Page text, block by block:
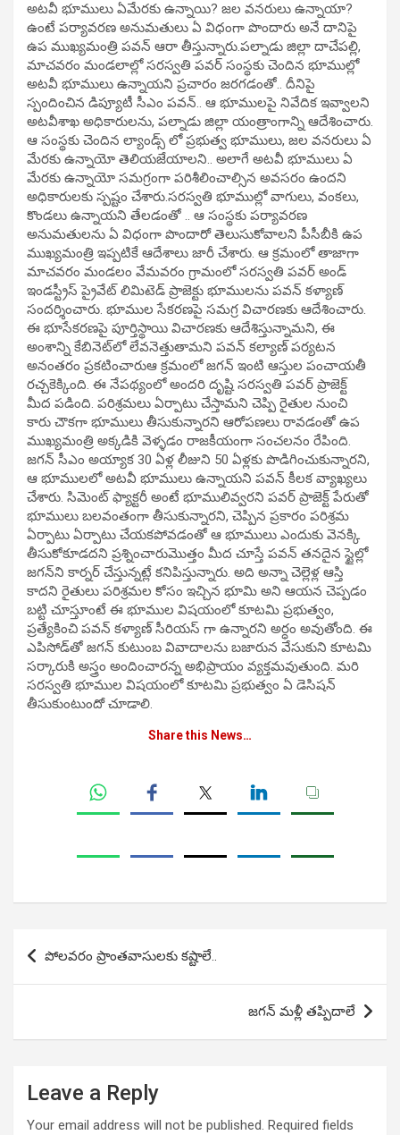
అటవీ భూములు ఏమేరకు ఉన్నాయి? జల వనరులు ఉన్నాయా?
ఉంటే పర్యావరణ అనుమతులు ఏ విధంగా పొందారు అనే దానిపై
ఉప ముఖ్యమంత్రి పవన్ ఆరా తీస్తున్నారు.పల్నాడు జిల్లా దాచేపల్లి,
మాచవరం మండలాల్లో సరస్వతి పవర్ సంస్థకు చెందిన భూముల్లో
అటవీ భూములు ఉన్నాయని ప్రచారం జరగడంతో.. దీనిపై
స్పందించిన డిప్యూటీ సీఎం పవన్.. ఆ భూములపై నివేదిక ఇవ్వాలని
అటవీశాఖ అధికారులను, పల్నాడు జిల్లా యంత్రాంగాన్ని ఆదేశించారు.
ఆ సంస్థకు చెందిన ల్యాండ్స్ లో ప్రభుత్వ భూములు, జల వనరులు ఏ
మేరకు ఉన్నాయో తెలియజేయాలని.. అలాగే అటవీ భూములు ఏ
మేరకు ఉన్నాయో సమగ్రంగా పరిశీలించాల్సిన అవసరం ఉందని
అధికారులకు స్పష్టం చేశారు.సరస్వతి భూముల్లో వాగులు, వంకలు,
కొండలు ఉన్నాయని తేలడంతో .. ఆ సంస్థకు పర్యావరణ
అనుమతులను ఏ విధంగా పొందారో తెలుసుకోవాలని పీసీబీకి ఉప
ముఖ్యమంత్రి ఇప్పటికే ఆదేశాలు జారీ చేశారు. ఆ క్రమంలో తాజాగా
మాచవరం మండలం వేమవరం గ్రామంలో సరస్వతి పవర్ అండ్
ఇండస్ట్రీస్ ప్రైవేట్ లిమిటెడ్ ప్రాజెక్టు భూములను పవన్ కళ్యాణ్
సందర్శించారు. భూముల సేకరణపై సమగ్ర విచారణకు ఆదేశించారు.
ఈ భూసేకరణపై పూర్తిస్థాయి విచారణకు ఆదేశిస్తున్నామని, ఈ
అంశాన్ని కేబినెట్‌లో లేవనెత్తుతామని పవన్‌ కల్యాణ్‌ పర్యటన
అనంతరం ప్రకటించారుఆ క్రమంలో జగన్ ఇంటి ఆస్తుల పంచాయతీ
రచ్చకెక్కింది. ఈ నేపథ్యంలో అందరి దృష్టి సరస్వతి పవర్ ప్రాజెక్ట్
మీద పడింది. పరిశ్రమలు ఏర్పాటు చేస్తామని చెప్పి రైతుల నుంచి
కారు చౌకగా భూములు తీసుకున్నారని ఆరోపణలు రావడంతో ఉప
ముఖ్యమంత్రి అక్కడికి వెళ్ళడం రాజకీయంగా సంచలనం రేపింది.
జగన్ సీఎం అయ్యాక 30 ఏళ్ల లీజుని 50 ఏళ్లకు పొడిగించుకున్నారని,
ఆ భూములలో అటవీ భూములు ఉన్నాయని పవన్ కీలక వ్యాఖ్యలు
చేశారు. సిమెంట్ ఫ్యాక్టరీ అంటే భూములివ్వరని పవర్ ప్రాజెక్ట్ పేరుతో
భూములు బలవంతంగా తీసుకున్నారని, చెప్పిన ప్రకారం పరిశ్రమ
ఏర్పాటు ఏర్పాటు చేయకపోవడంతో ఆ భూములు ఎందుకు వెనక్కి
తీసుకోకూడదని ప్రశ్నించారుమొత్తం మీద చూస్తే పవన్ తనదైన స్టైల్లో
జగన్‌ని కార్నర్ చేస్తున్నట్లే కనిపిస్తున్నారు. అది అన్నా చెల్లెళ్ల ఆస్తి
కాదని రైతులు పరిశ్రమల కోసం ఇచ్చిన భూమి అని ఆయన చెప్పడం
బట్టి చూస్తూంటే ఈ భూముల విషయంలో కూటమి ప్రభుత్వం,
ప్రత్యేకించి పవన్ కళ్యాణ్ సీరియస్ గా ఉన్నారని అర్ధం అవుతోంది. ఈ
ఎపిసోడ్‌తో జగన్ కుటుంబ వివాదాలను బజారున వేసుకుని కూటమి
సర్కారుకి అస్త్రం అందించారన్న అభిప్రాయం వ్యక్తమవుతుంది. మరి
సరస్వతి భూముల విషయంలో కూటమి ప్రభుత్వం ఏ డెసిషన్
తీసుకుంటుందో చూడాలి.
Share this News…
Post
navigation
పోలవరం ప్రాంతవాసులకు కష్టాలే..
జగన్ మళ్లీ తప్పిదాలే
Leave a Reply
Your email address will not be published. Required fields